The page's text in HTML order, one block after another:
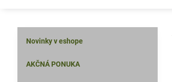
Novinky v eshope
AKČNÁ PONUKA